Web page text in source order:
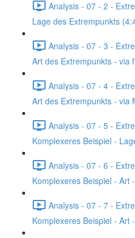
Analysis - 07 - 2 -
Lage des Extrempunkts
Analysis - 07 - 3 -
Art des Extrempunkts - via
Analysis - 07 - 4 -
Art des Extrempunkts - via
Analysis - 07 - 5 -
Komplexeres Beispiel -
Analysis - 07 - 6 -
Komplexeres Beispiel - Art
Analysis - 07 - 7 -
Komplexeres Beispiel - Art